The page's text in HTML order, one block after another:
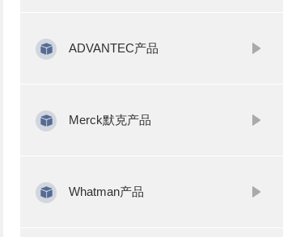
ADVANTEC产品
Merck默克产品
Whatman产品